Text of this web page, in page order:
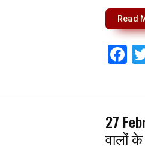
Read
F
b
o
27
वालों